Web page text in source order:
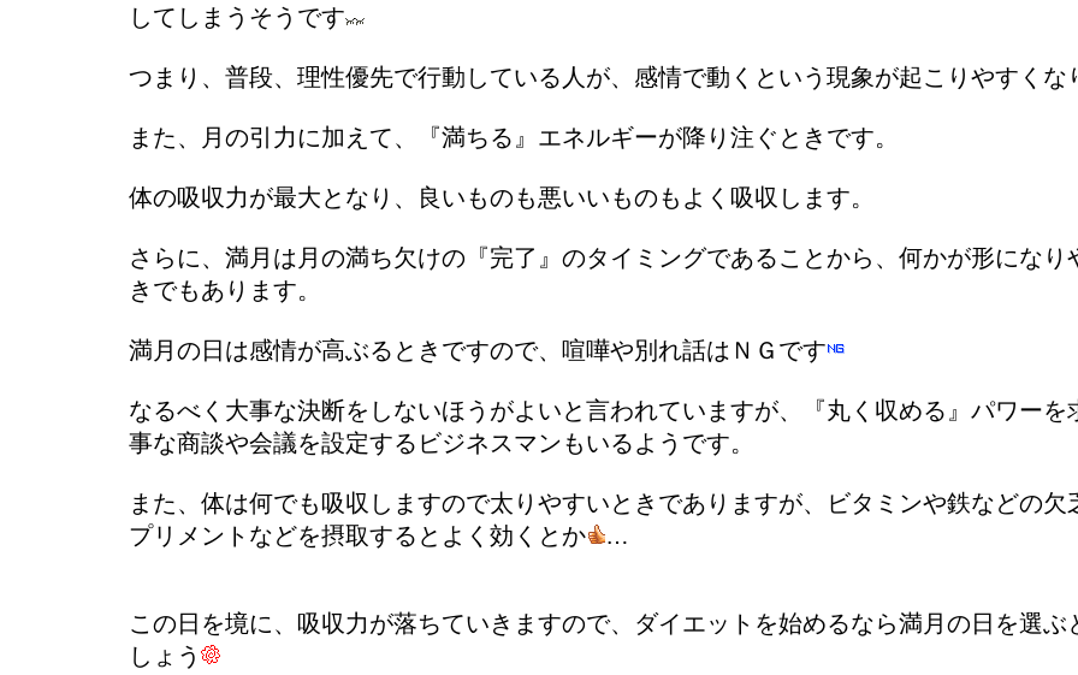
してしまうそうです
つまり、普段、理性優先で行動している人が、感情で動くという現象が起こりやすくな
また、月の引力に加えて、『満ちる』エネルギーが降り注ぐときです。
体の吸収力が最大となり、良いものも悪いいものもよく吸収します。
さらに、満月は月の満ち欠けの『完了』のタイミングであることから、何かが形になり
きでもあります。
満月の日は感情が高ぶるときですので、喧嘩や別れ話はＮＧです
なるべく大事な決断をしないほうがよいと言われていますが、『丸く収める』パワーを
事な商談や会議を設定するビジネスマンもいるようです。
また、体は何でも吸収しますので太りやすいときでありますが、ビタミンや鉄などの欠
プリメントなどを摂取するとよく効くとか
…
この日を境に、吸収力が落ちていきますので、ダイエットを始めるなら満月の日を選ぶ
しょう